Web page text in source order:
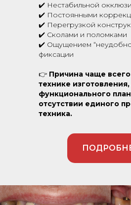
✔️ Нестабильной
✔️ Постоянными
✔️ Перегрузкой
✔️ Сколами и поломками
✔️ Ощущением
фиксации
👉 Причина чаще
технике
функционального
отсутствии единого
техника.